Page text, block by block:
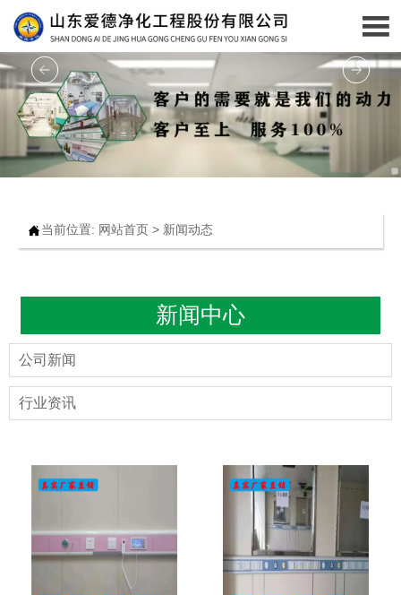

当前位置: 网站首页 > 新闻动态
新闻中心
公司新闻
行业资讯